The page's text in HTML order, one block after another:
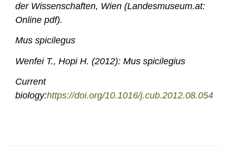
der Wissenschaften, Wien (Landesmuseum.at:
Online pdf).
Mus spicilegus
Wenfei T., Hopi H. (2012): Mus spicilegius
Current
biology:https://doi.org/10.1016/j.cub.2012.08.054